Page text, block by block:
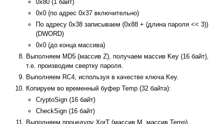
0x80 (1 байт)
0x0 (по адрес 0x37 включительно)
По адресу 0x38 записываем (0x88 + (длина пароля << 3))
(DWORD)
0x0 (до конца массива)
Выполняем MD5 (массив Z), получаем массив Key (16 байт),
т.е. производим свертку пароля.
Выполняем RC4, используя в качестве ключа Key.
Копируем во временный буфер Temp (32 байта):
CryptoSign (16 байт)
CheckSign (16 байт)
Выполняем процедуру XorT (массив M, массив Temp),